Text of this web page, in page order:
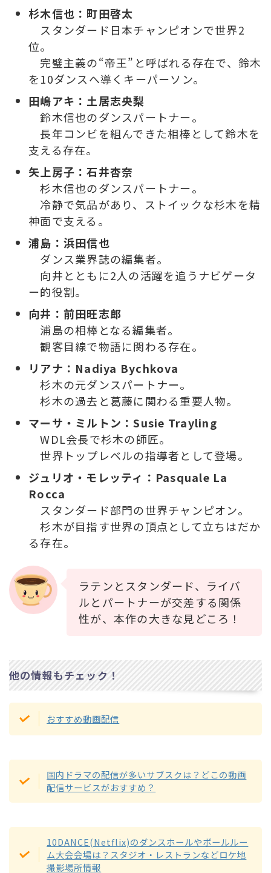
杉木信也：町田啓太
スタンダード日本チャンピオンで世界2
位。
完璧主義の“帝王”と呼ばれる存在で、鈴木
を10ダンスへ導くキーパーソン。
田嶋アキ：土居志央梨
鈴木信也のダンスパートナー。
長年コンビを組んできた相棒として鈴木を
支える存在。
矢上房子：石井杏奈
杉木信也のダンスパートナー。
冷静で気品があり、ストイックな杉木を精
神面で支える。
浦島：浜田信也
ダンス業界誌の編集者。
向井とともに2人の活躍を追うナビゲータ
ー的役割。
向井：前田旺志郎
浦島の相棒となる編集者。
観客目線で物語に関わる存在。
リアナ：Nadiya Bychkova
杉木の元ダンスパートナー。
杉木の過去と葛藤に関わる重要人物。
マーサ・ミルトン：Susie Trayling
WDL会長で杉木の師匠。
世界トップレベルの指導者として登場。
ジュリオ・モレッティ：Pasquale La
Rocca
スタンダード部門の世界チャンピオン。
杉木が目指す世界の頂点として立ちはだか
る存在。
ラテンとスタンダード、ライバ
ルとパートナーが交差する関係
性が、本作の大きな見どころ！
他の情報もチェック！
おすすめ動画配信
国内ドラマの配信が多いサブスクは？どこの動画
配信サービスがおすすめ？
10DANCE(Netflix)のダンスホールやボールルー
ム大会会場は？スタジオ・レストランなどロケ地
撮影場所情報